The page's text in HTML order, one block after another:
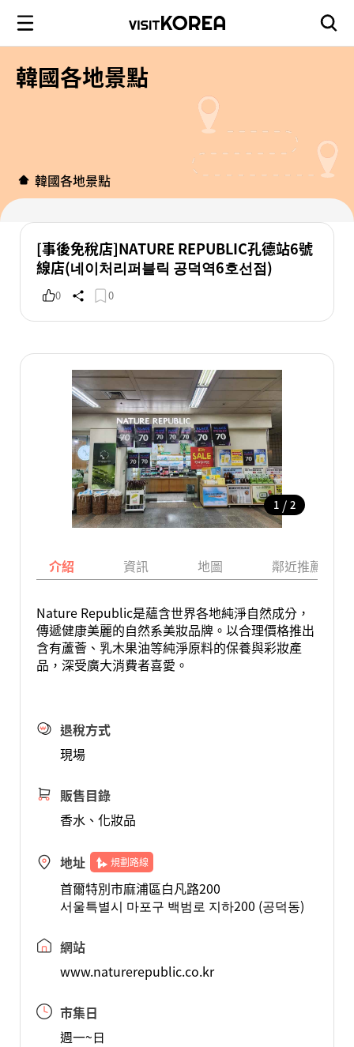
韓國各地景點
韓國各地景點
[事後免稅店]NATURE REPUBLIC孔德站6號
線店(네이처리퍼블릭 공덕역6호선점)
0 0
1 / 2
介紹 資訊 地圖 鄰近推薦景點
Nature Republic是蘊含世界各地純淨自然成分，
傳遞健康美麗的自然系美妝品牌。以合理價格推出
含有蘆薈、乳木果油等純淨原料的保養與彩妝產
品，深受廣大消費者喜愛。
退稅方式
現場
販售目錄
香水、化妝品
地址 規劃路線
首爾特別市麻浦區白凡路200
서울특별시 마포구 백범로 지하200 (공덕동)
網站
www.naturerepublic.co.kr
市集日
週一~日